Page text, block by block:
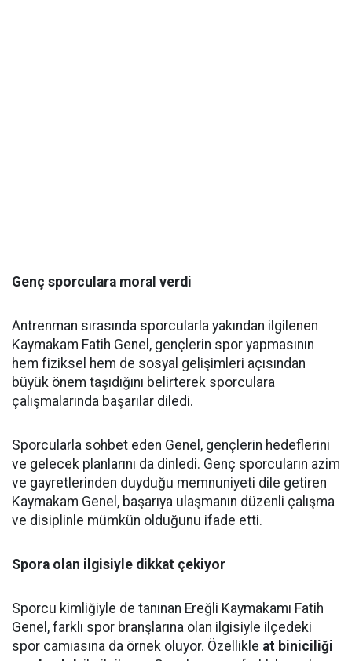
Genç sporculara moral verdi
Antrenman sırasında sporcularla yakından ilgilenen
Kaymakam Fatih Genel, gençlerin spor yapmasının
hem fiziksel hem de sosyal gelişimleri açısından
büyük önem taşıdığını belirterek sporculara
çalışmalarında başarılar diledi.
Sporcularla sohbet eden Genel, gençlerin hedeflerini
ve gelecek planlarını da dinledi. Genç sporcuların azim
ve gayretlerinden duyduğu memnuniyeti dile getiren
Kaymakam Genel, başarıya ulaşmanın düzenli çalışma
ve disiplinle mümkün olduğunu ifade etti.
Spora olan ilgisiyle dikkat çekiyor
Sporcu kimliğiyle de tanınan Ereğli Kaymakamı Fatih
Genel, farklı spor branşlarına olan ilgisiyle ilçedeki
spor camiasına da örnek oluyor. Özellikle at biniciliği